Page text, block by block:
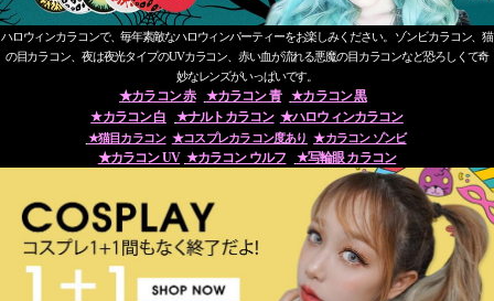
ハロウィンカラコンで、毎年素敵なハロウィンパーティーをお楽しみください。 ゾンビカラコン、猫
の目カラコン、夜は夜光タイプのUVカラコン、赤い血が流れる悪魔の目カラコンなど恐ろしくて奇
妙なレンズがいっぱいです。
★カラコン 赤 ★カラコン 青
★カラコン 黒
★カラコン 白
★ナルトカラコン ★ハロウィンカラコン
★猫目カラコン ★コスプレカラコン度あり ★カラコン ゾンビ
★カラコン UV ★カラコン ウルフ ★写輪眼 カラコン